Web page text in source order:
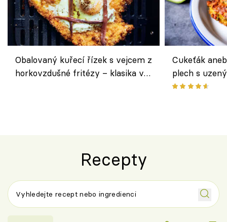
Obalovaný kuřecí řízek s vejcem z
horkovzdušné fritézy – klasika v
Cukeťák
plech s
způsob, jak
Recepty